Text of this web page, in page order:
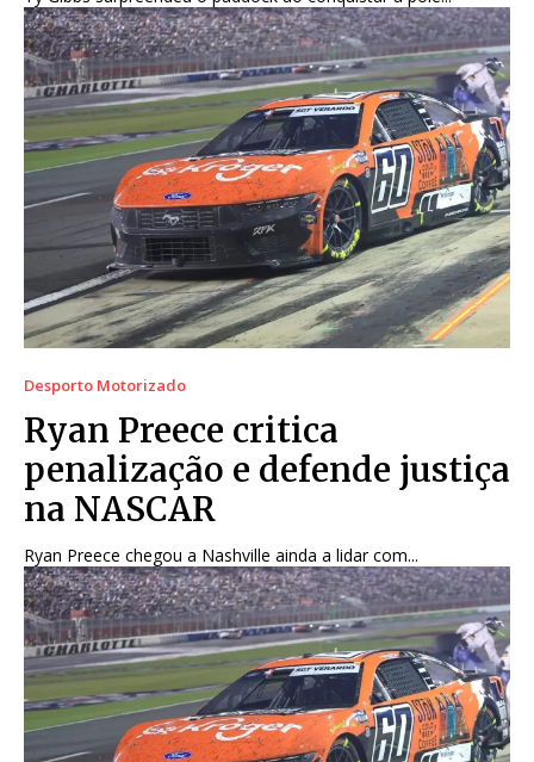
Desporto Motorizado
Ryan Preece critica
penalização e defende justiça
na NASCAR
Ryan Preece chegou a Nashville ainda a lidar com...